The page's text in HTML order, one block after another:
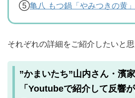
⑤亀八 もつ鍋「やみつきの黄」
それぞれの詳細をご紹介したいと思
”かまいたち”山内さん・濱
「Youtubeで紹介して反響